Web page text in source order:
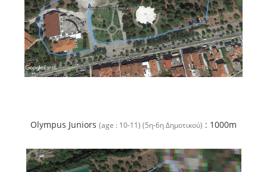
Olympus Juniors (age : 10-11) (5η-6η Δημοτικού) : 1000m